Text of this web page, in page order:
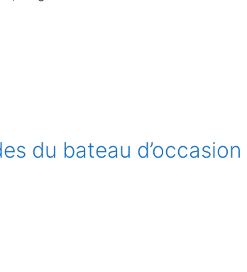
du bateau d’occasion